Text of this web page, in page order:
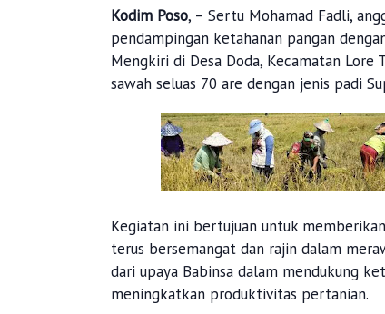
Kodim Poso, – Sertu Mohamad Fadli,
pendampingan ketahanan pangan
Mengkiri di Desa Doda, Kecamatan Lore
sawah seluas 70 are dengan jenis padi
Kegiatan ini bertujuan untuk
terus bersemangat dan rajin dalam
dari upaya Babinsa dalam mendukung
meningkatkan produktivitas pertanian.